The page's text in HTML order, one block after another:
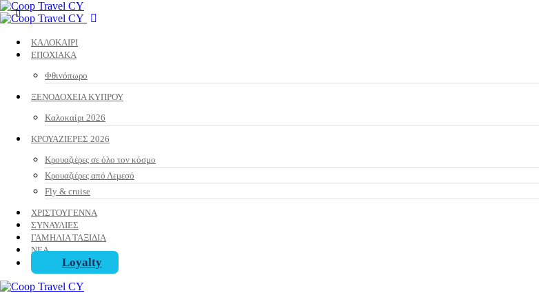
ΚΑΛΟΚΑΙΡΙ
ΕΠΟΧΙΑΚΑ
Φθινόπωρο
ΞΕΝΟΔΟΧΕΙΑ ΚΥΠΡΟΥ
Καλοκαίρι 2026
ΚΡΟΥΑΖΙΕΡΕΣ 2026
Κρουαζιέρες σε όλο τον κόσμο
Κρουαζιέρες από Λεμεσό
Fly & cruise
ΧΡΙΣΤΟΥΓΕΝΝΑ
ΣΥΝΑΥΛΙΕΣ
ΓΑΜΗΛΙΑ ΤΑΞΙΔΙΑ
ΝΕΑ
Loyalty